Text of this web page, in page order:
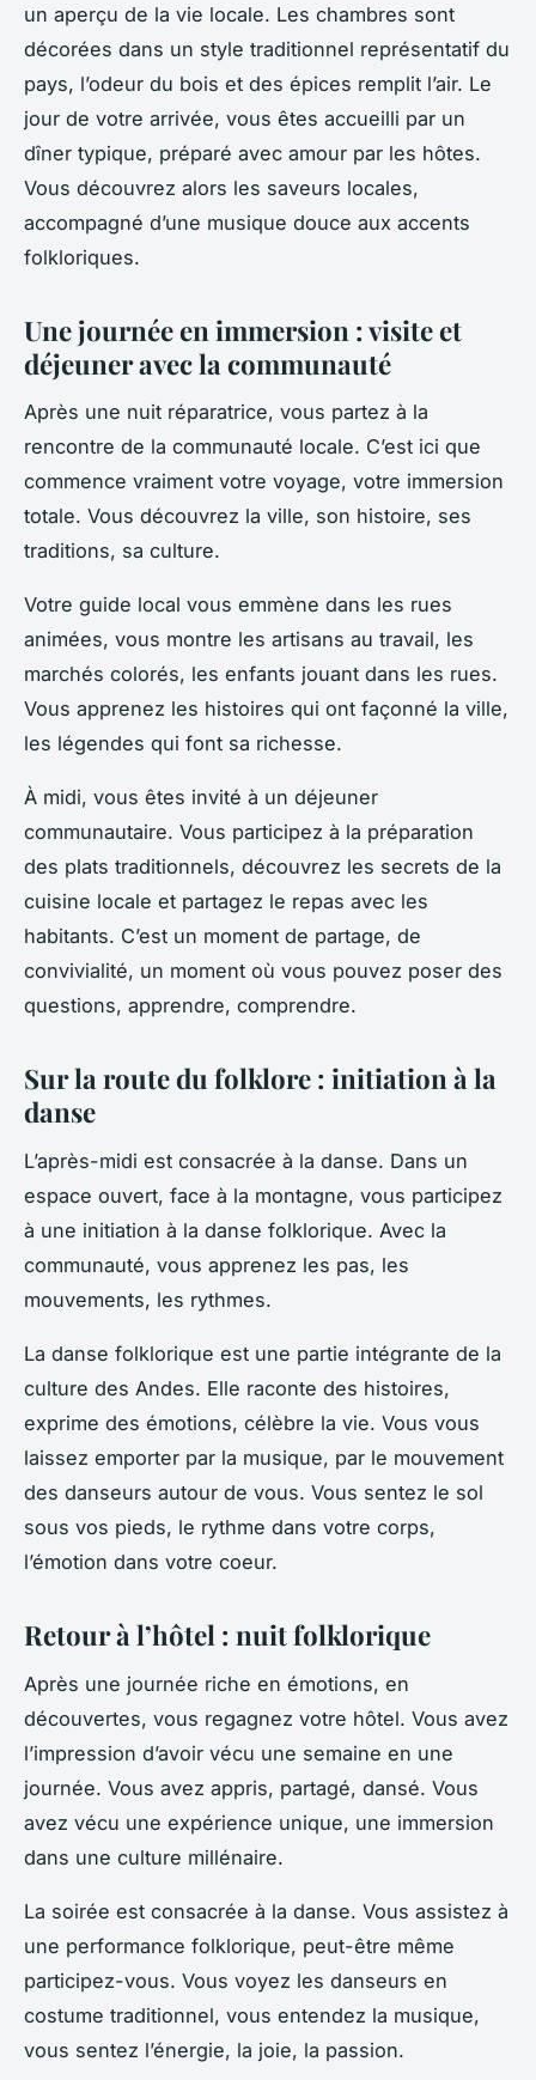
un aperçu de la vie locale. Les chambres sont
décorées dans un style traditionnel représentatif du
pays, l’odeur du bois et des épices remplit l’air. Le
jour de votre arrivée, vous êtes accueilli par un
dîner typique, préparé avec amour par les hôtes.
Vous découvrez alors les saveurs locales,
accompagné d’une musique douce aux accents
folkloriques.
Une journée en immersion : visite et
déjeuner avec la communauté
Après une nuit réparatrice, vous partez à la
rencontre de la communauté locale. C’est ici que
commence vraiment votre voyage, votre immersion
totale. Vous découvrez la ville, son histoire, ses
traditions, sa culture.
Votre guide local vous emmène dans les rues
animées, vous montre les artisans au travail, les
marchés colorés, les enfants jouant dans les rues.
Vous apprenez les histoires qui ont façonné la ville,
les légendes qui font sa richesse.
À midi, vous êtes invité à un déjeuner
communautaire. Vous participez à la préparation
des plats traditionnels, découvrez les secrets de la
cuisine locale et partagez le repas avec les
habitants. C’est un moment de partage, de
convivialité, un moment où vous pouvez poser des
questions, apprendre, comprendre.
Sur la route du folklore : initiation à la
danse
L’après-midi est consacrée à la danse. Dans un
espace ouvert, face à la montagne, vous participez
à une initiation à la danse folklorique. Avec la
communauté, vous apprenez les pas, les
mouvements, les rythmes.
La danse folklorique est une partie intégrante de la
culture des Andes. Elle raconte des histoires,
exprime des émotions, célèbre la vie. Vous vous
laissez emporter par la musique, par le mouvement
des danseurs autour de vous. Vous sentez le sol
sous vos pieds, le rythme dans votre corps,
l’émotion dans votre coeur.
Retour à l’hôtel : nuit folklorique
Après une journée riche en émotions, en
découvertes, vous regagnez votre hôtel. Vous avez
l’impression d’avoir vécu une semaine en une
journée. Vous avez appris, partagé, dansé. Vous
avez vécu une expérience unique, une immersion
dans une culture millénaire.
La soirée est consacrée à la danse. Vous assistez à
une performance folklorique, peut-être même
participez-vous. Vous voyez les danseurs en
costume traditionnel, vous entendez la musique,
vous sentez l’énergie, la joie, la passion.